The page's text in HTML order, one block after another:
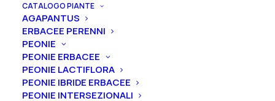
CATALOGO PIANTE
AGAPANTUS
ERBACEE PERENNI
PEONIE
PEONIE ERBACEE
PEONIE LACTIFLORA
PEONIE IBRIDE ERBACEE
PEONIE INTERSEZIONALI
Il mio account
Accedi
Nome utente o indirizzo email